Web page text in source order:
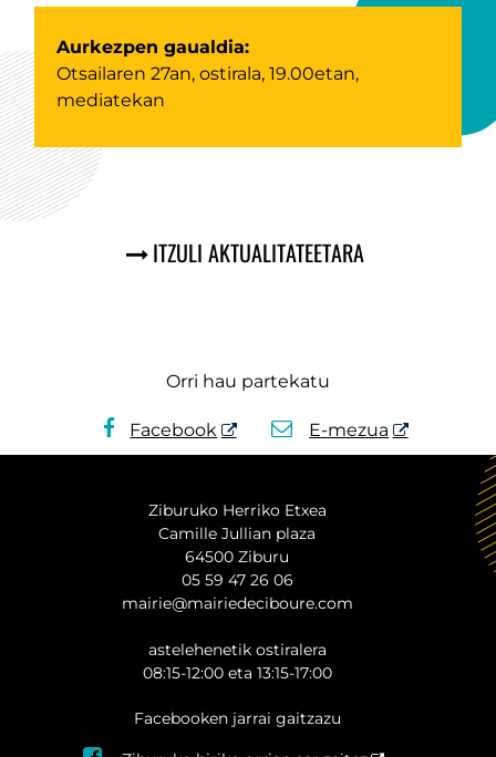
Aurkezpen gaualdia:
Otsailaren 27an, ostirala, 19.00etan,
mediatekan
ITZULI AKTUALITATEETARA
Orri hau partekatu
Facebook E-mezua
Ziburuko Herriko Etxea
Camille Jullian plaza
64500 Ziburu
05 59 47 26 06
mairie@mairiedeciboure.com
astelehenetik ostiralera
08:15-12:00 eta 13:15-17:00
Facebooken jarrai gaitzazu